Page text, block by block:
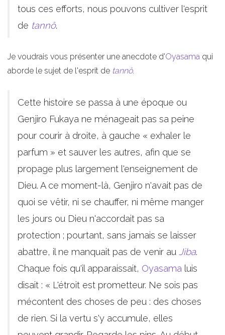
tous ces efforts, nous pouvons cultiver l'esprit
de tannô.
Je voudrais vous présenter une anecdote d'Oyasama qui
aborde le sujet de l'esprit de tannô.
Cette histoire se passa à une époque ou
Genjiro Fukaya ne ménageait pas sa peine
pour courir à droite, à gauche « exhaler le
parfum » et sauver les autres, afin que se
propage plus largement l'enseignement de
Dieu. A ce moment-là, Genjiro n'avait pas de
quoi se vêtir, ni se chauffer, ni même manger
les jours ou Dieu n'accordait pas sa
protection ; pourtant, sans jamais se laisser
abattre, il ne manquait pas de venir au Jiba.
Chaque fois qu'il apparaissait, Oyasama luis
disait : « L'étroit est prometteur. Ne sois pas
mécontent des choses de peu : des choses
de rien. Si la vertu s'y accumule, elles